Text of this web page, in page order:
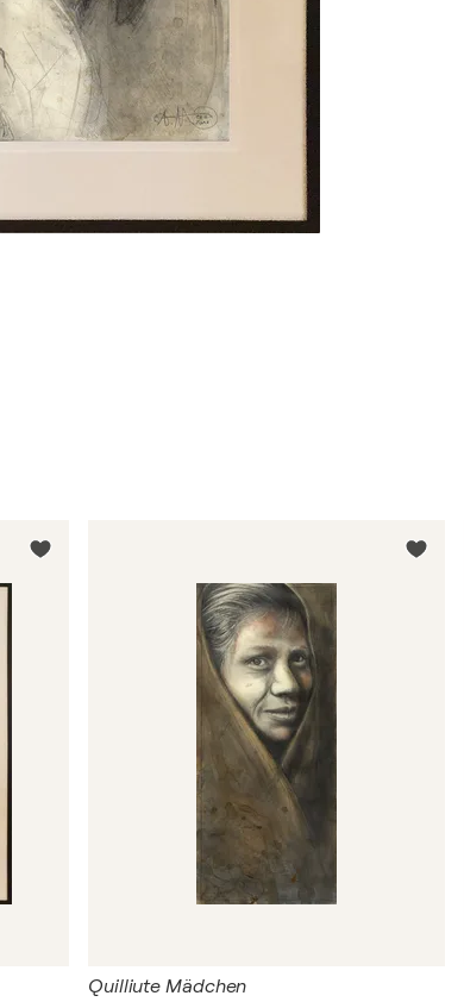
Quilliute Mädchen